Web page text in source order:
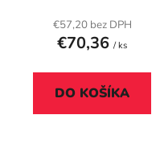
€57,20 bez DPH
€70,36 / ks
DO KOŠÍKA